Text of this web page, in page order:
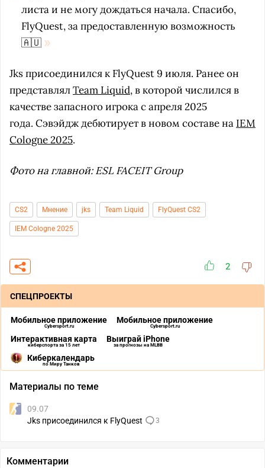
листа и не могу дождаться начала. Спасибо,
FlyQuest, за предоставленную возможность
🇦🇺
Jks присоединился к FlyQuest 9 июля. Ранее он
представлялTeam Liquid, в которой числился в
качестве запасного игрока с апреля 2025
года. Сэвэйдж дебютирует в новом составе на IEM
Cologne 2025.
Фото на главной: ESL FACEIT Group
CS2 Мнение jks Team Liquid FlyQuest CS2
IEM Cologne 2025
2
СПЕЦПРОЕКТЫ
Мобильное приложение
Cybersport.ru
Мобильное приложение
Cybersport.ru
Интерактивная карта
киберспорта за 15 лет
Выиграй iPhone
за прогнозы на MLBB
Киберкалендарь
по Миру Танков
Материалы по теме
09.07
Jks присоединился к FlyQuest
3
Комментарии